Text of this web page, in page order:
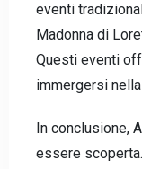
eventi
Madonna di
Questi eventi
immergersi
In conclusione,
essere